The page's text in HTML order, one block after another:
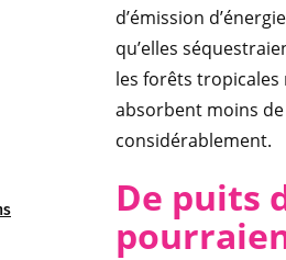
d’émission
qu’elles
les forêts tropicales
absorbent moins
considérablement.
De puits